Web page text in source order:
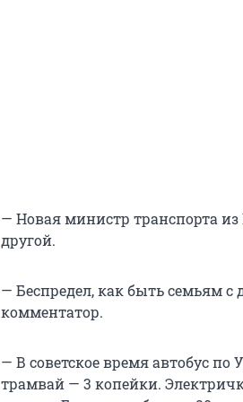
— Новая министр транспорта из
другой.
— Беспредел, как быть семьям с
комментатор.
— В советское время автобус по
трамвай — 3 копейки.